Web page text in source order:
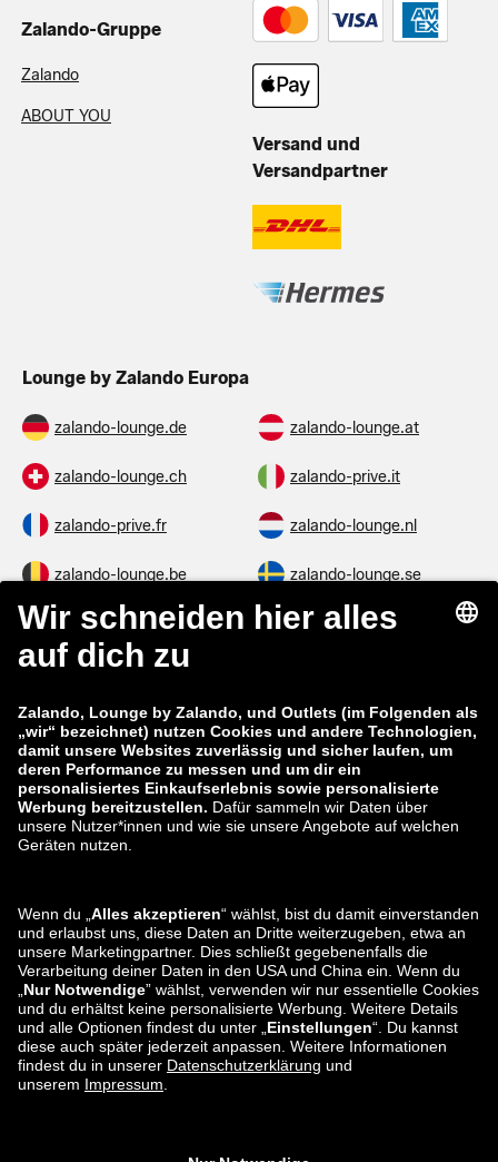
Zalando-Gruppe
Zalando
ABOUT YOU
Versand und
Versandpartner
Lounge by Zalando Europa
zalando-lounge.de zalando-lounge.at
zalando-lounge.ch zalando-prive.it
zalando-prive.fr zalando-lounge.nl
zalando-lounge.be zalando-lounge.se
zalando-lounge.fi zalando-lounge.dk
zalando-lounge.co.uk
zalando-prive.es zalando-lounge.cz
zalando-lounge.lt zalando-lounge.sk
zalando-lounge.ro zalando-lounge.hr
zalando-lounge.lu zalando-lounge.ee
zalando-lounge.lv zalando-lounge.no
Du findest uns
auch bei